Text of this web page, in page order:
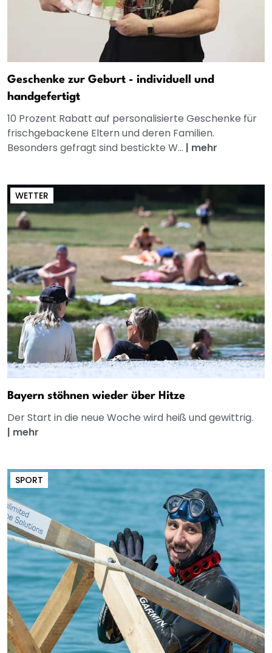
Geschenke zur Geburt - individuell und
handgefertigt
10 Prozent Rabatt auf personalisierte Geschenke für
frischgebackene Eltern und deren Familien.
Besonders gefragt sind bestickte W... | mehr
WETTER
Bayern stöhnen wieder über Hitze
Der Start in die neue Woche wird heiß und gewittrig.
| mehr
SPORT